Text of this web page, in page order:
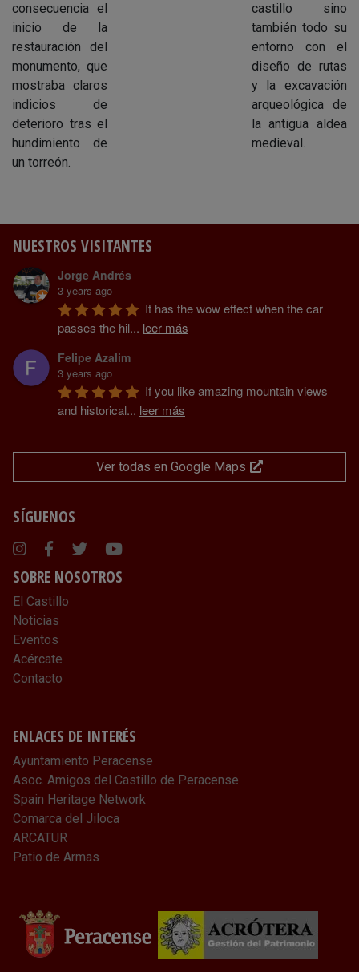
consecuencia el
inicio de la
restauración del
monumento, que
mostraba claros
indicios de
deterioro tras el
hundimiento de
un torreón.
castillo sino
también todo su
entorno con el
diseño de rutas
y la excavación
arqueológica de
la antigua aldea
medieval.
NUESTROS VISITANTES
Jorge Andrés
3 years ago
It has the wow effect when the car
passes the hil... leer más
Felipe Azalim
3 years ago
If you like amazing mountain views
and historical... leer más
Ver todas en Google Maps
SÍGUENOS
Instagram
Facebook
TwitterYoutube
SOBRE NOSOTROS
El Castillo
Noticias
Eventos
Acércate
Contacto
ENLACES DE INTERÉS
Ayuntamiento Peracense
Asoc. Amigos del Castillo de Peracense
Spain Heritage Network
Comarca del Jiloca
ARCATUR
Patio de Armas